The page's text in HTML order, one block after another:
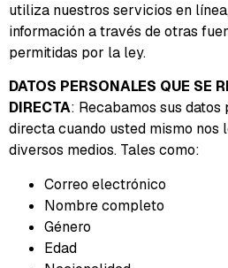
utiliza nuestros servicios en
información a través de otras
permitidas por la ley.
DATOS PERSONALES QUE SE
DIRECTA: Recabamos sus
directa cuando usted mismo nos
diversos medios. Tales como:
Correo electrónico
Nombre completo
Género
Edad